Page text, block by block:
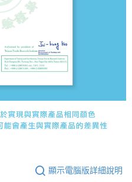
顯示電腦版詳細說明